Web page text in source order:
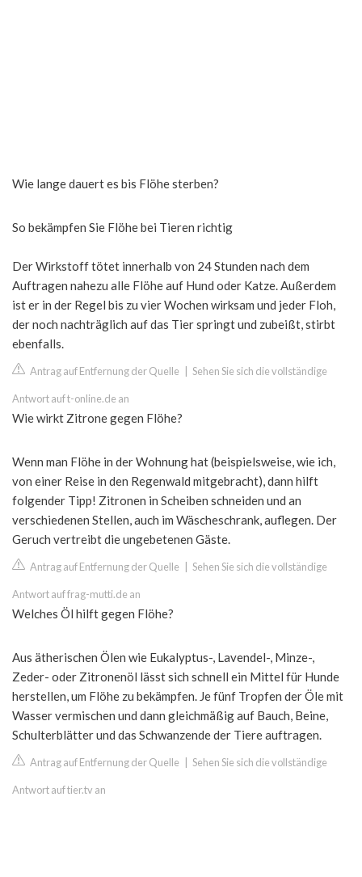
Wie lange dauert es bis Flöhe sterben?
So bekämpfen Sie Flöhe bei Tieren richtig
Der Wirkstoff tötet innerhalb von 24 Stunden nach dem
Auftragen nahezu alle Flöhe auf Hund oder Katze. Außerdem
ist er in der Regel bis zu vier Wochen wirksam und jeder Floh,
der noch nachträglich auf das Tier springt und zubeißt, stirbt
ebenfalls.
Antrag auf Entfernung der Quelle Sehen Sie sich die vollständige
Antwort auf t-online.de an
Wie wirkt Zitrone gegen Flöhe?
Wenn man Flöhe in der Wohnung hat (beispielsweise, wie ich,
von einer Reise in den Regenwald mitgebracht), dann hilft
folgender Tipp! Zitronen in Scheiben schneiden und an
verschiedenen Stellen, auch im Wäscheschrank, auflegen. Der
Geruch vertreibt die ungebetenen Gäste.
Antrag auf Entfernung der Quelle Sehen Sie sich die vollständige
Antwort auf frag-mutti.de an
Welches Öl hilft gegen Flöhe?
Aus ätherischen Ölen wie Eukalyptus-, Lavendel-, Minze-,
Zeder- oder Zitronenöl lässt sich schnell ein Mittel für Hunde
herstellen, um Flöhe zu bekämpfen. Je fünf Tropfen der Öle mit
Wasser vermischen und dann gleichmäßig auf Bauch, Beine,
Schulterblätter und das Schwanzende der Tiere auftragen.
Antrag auf Entfernung der Quelle Sehen Sie sich die vollständige
Antwort auf tier.tv an